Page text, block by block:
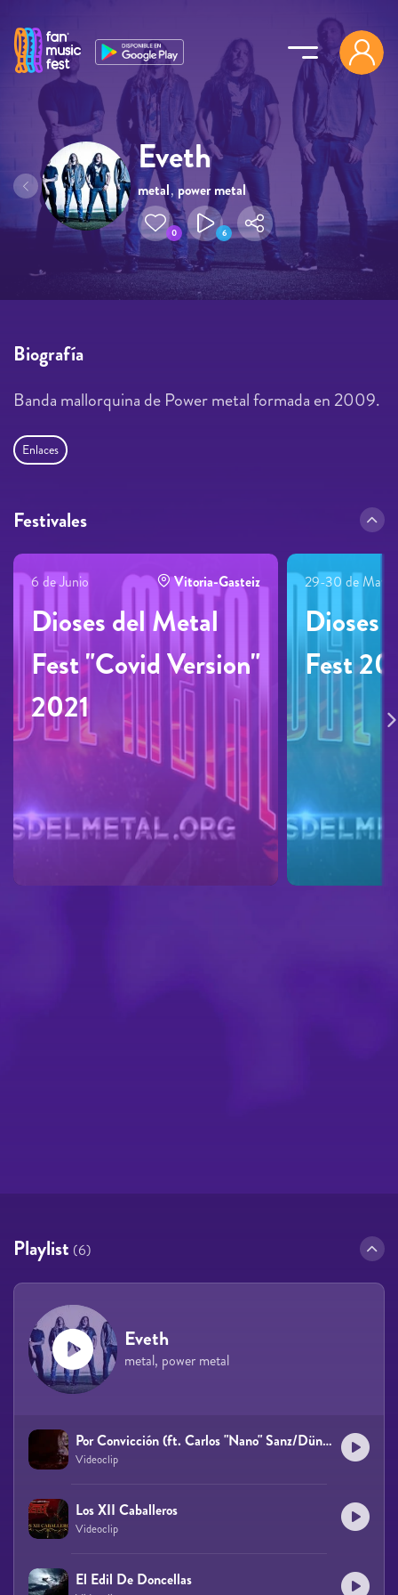
Eveth
metal, power metal
0 6
Biografía
Banda mallorquina de Power metal formada en 2009.
Enlaces
Festivales
6 de Junio Vitoria-Gasteiz
Dioses del Metal
Fest "Covid Version"
2021
29-30 de Mayo
Dioses
Fest
Playlist (6)
Eveth
metal, power metal
Por Convicción (ft. Carlos "Nano" Sanz/Dünedain)
Videoclip
Los XII Caballeros
Videoclip
El Edil De Doncellas